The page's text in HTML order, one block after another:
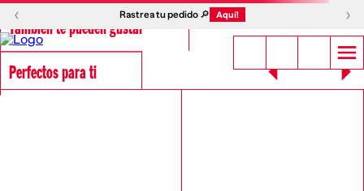
‹ Rastrea tu pedido 🔎 Aquí! ›
También te pueden gustar
Perfectos para ti